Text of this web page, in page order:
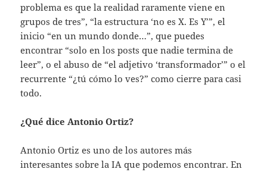
problema es que la realidad raramente viene en
grupos de tres”, “la estructura ‘no es X. Es Y’”, el
inicio “en un mundo donde…”, que puedes
encontrar “solo en los posts que nadie termina de
leer”, o el abuso de “el adjetivo ‘transformador’” o el
recurrente “¿tú cómo lo ves?” como cierre para casi
todo.
¿Qué dice Antonio Ortiz?
Antonio Ortiz es uno de los autores más
interesantes sobre la IA que podemos encontrar. En